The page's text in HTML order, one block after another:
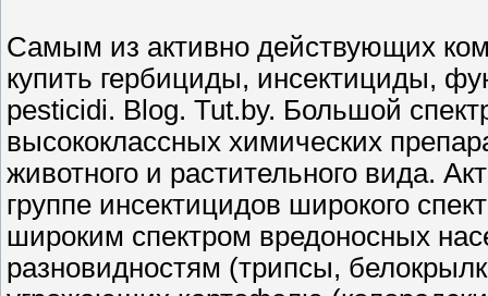
Самым из активно действующих
купить гербициды, инсектициды,
pesticidi. Blog. Tut.by. Большой
высококлассных химических
животного и растительного вида.
группе инсектицидов широкого
широким спектром вредоносных
разновидностям (трипсы,